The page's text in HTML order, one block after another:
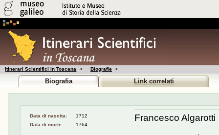
Itinerari Scientifici in Toscana > Biografie >
Biografia Link correlati
Data di nascita:
1712
Data di morte:
1764
Francesco Algarotti